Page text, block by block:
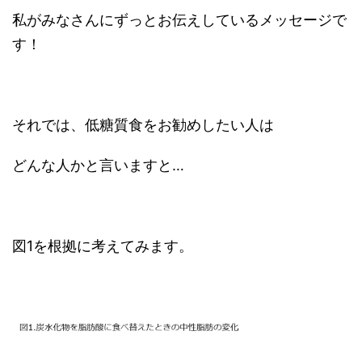
私がみなさんにずっとお伝えしているメッセージで
す！
それでは、低糖質食をお勧めしたい人は
どんな人かと言いますと…
図1を根拠に考えてみます。